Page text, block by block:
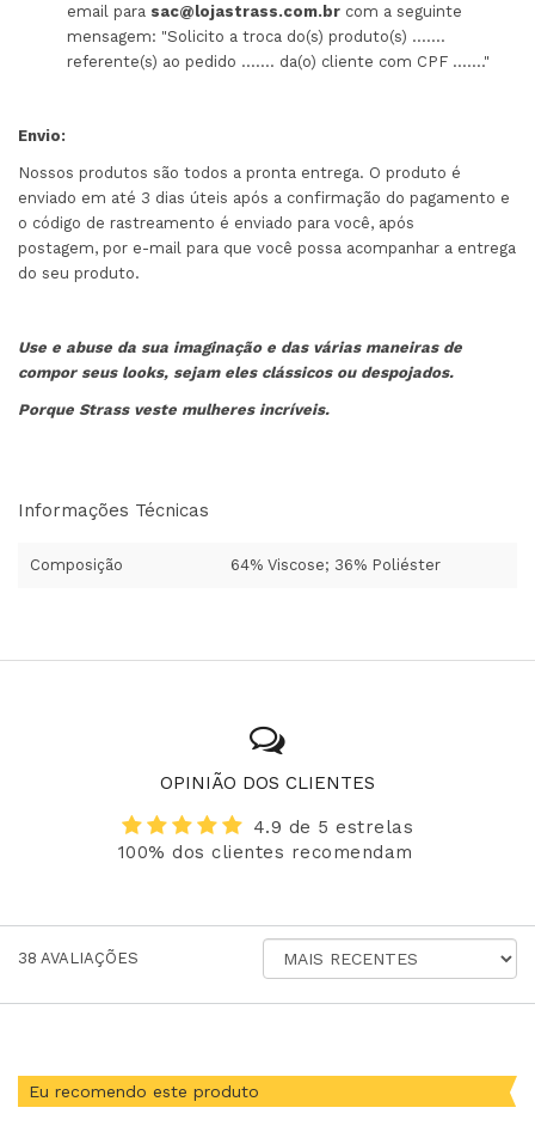
email para sac@lojastrass.com.br com a seguinte
mensagem: "Solicito a troca do(s) produto(s) .......
referente(s) ao pedido ....... da(o) cliente com CPF ......."
Envio:
Nossos produtos são todos a pronta entrega. O produto é
enviado em até 3 dias úteis após a confirmação do pagamento e
o código de rastreamento é enviado para você, após
postagem, por e-mail para que você possa acompanhar a entrega
do seu produto.
Use e abuse da sua imaginação e das várias maneiras de
compor seus looks, sejam eles clássicos ou despojados.
Porque Strass veste mulheres incríveis.
Informações Técnicas
Composição 64% Viscose; 36% Poliéster
OPINIÃO DOS CLIENTES
4.9 de 5 estrelas
100% dos clientes recomendam
38 AVALIAÇÕES
AVALIAÇÕES
Eu recomendo este produto